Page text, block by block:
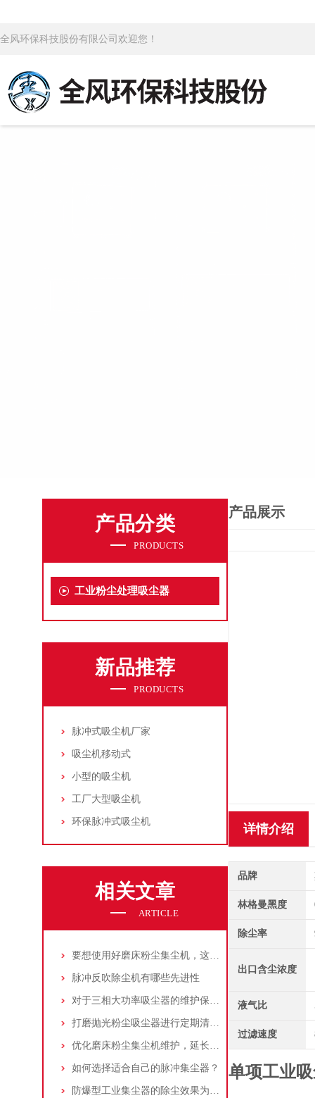
全风环保科技股份有限公司欢迎您！
产品分类
PRODUCTS
工业粉尘处理吸尘器
新品推荐
PRODUCTS
脉冲式吸尘机厂家
吸尘机移动式
小型的吸尘机
工厂大型吸尘机
环保脉冲式吸尘机
相关文章
ARTICLE
要想使用好磨床粉尘集尘机，这些条件可不能少
脉冲反吹除尘机有哪些先进性
对于三相大功率吸尘器的维护保养，你了解多少
打磨抛光粉尘吸尘器进行定期清理的重要性
优化磨床粉尘集尘机维护，延长设备寿命
如何选择适合自己的脉冲集尘器？
防爆型工业集尘器的除尘效果为何不佳？
产品展示
详情介绍
品牌
林格曼黑度
除尘率
出口含尘浓度
液气比
过滤速度
单项工业